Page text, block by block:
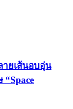
ายเส้นอบอุ่น